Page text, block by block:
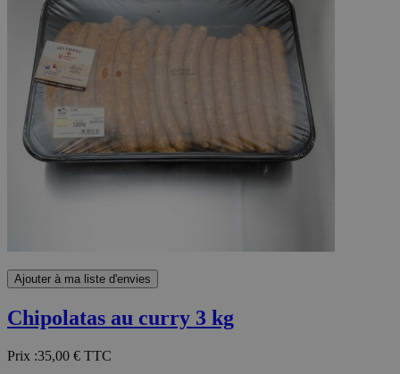
Ajouter à ma liste d'envies
Chipolatas au curry 3 kg
Prix :35,00 € TTC